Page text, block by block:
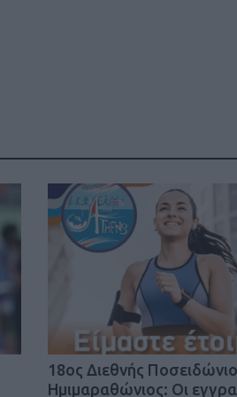
18oς Διεθνής
Ημιμαραθώνιος: Οι
New Year
στην